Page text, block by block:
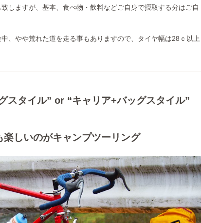
しますが、基本、食べ物・飲料などご自身で摂取する分はご自
、やや荒れた道を走る事もありますので、タイヤ幅は28ｃ以上
スタイル” or “キャリア+バッグスタイル”
楽しいのがキャンプツーリング